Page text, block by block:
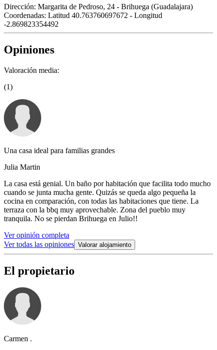
Dirección: Margarita de Pedroso, 24 - Brihuega (Guadalajara)
Coordenadas: Latitud 40.763760697672 - Longitud
-2.869823354492
Opiniones
Valoración media:
(1)
Una casa ideal para familias grandes
Julia Martin
La casa está genial. Un baño por habitación que facilita todo mucho
cuando se junta mucha gente. Quizás se queda algo pequeña la
cocina en comparación, con todas las habitaciones que tiene. La
terraza con la bbq muy aprovechable. Zona del pueblo muy
tranquila. No se pierdan Brihuega en Julio!!
Ver opinión completa
Ver todas las opiniones Valorar alojamiento
El propietario
Carmen .